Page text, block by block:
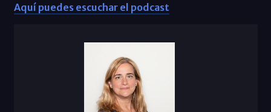
Aquí puedes escuchar el podcast